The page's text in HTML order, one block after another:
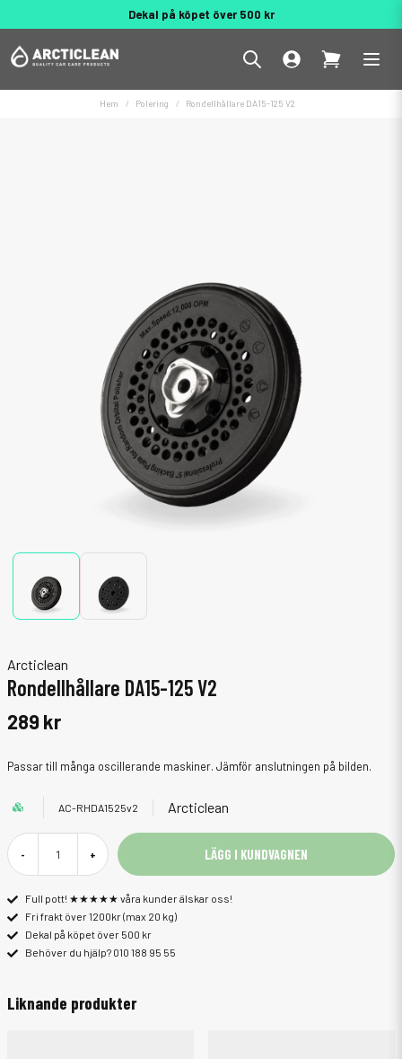
Dekal på köpet över 500 kr
Hem Polering Rondellhållare DA15-125 V2
Arcticlean
Rondellhållare DA15-125 V2
289 kr
Passar till många oscillerande maskiner. Jämför anslutningen på bilden.
AC-RHDA1525v2 Arcticlean
- + LÄGG I KUNDVAGNEN
Full pott! ★★★★★ våra kunder älskar oss!
Fri frakt över 1200kr (max 20 kg)
Dekal på köpet över 500 kr
Behöver du hjälp? 010 188 95 55
Liknande produkter